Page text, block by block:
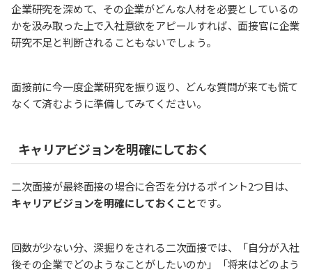
企業研究を深めて、その企業がどんな人材を必要としているの
かを汲み取った上で入社意欲をアピールすれば、面接官に企業
研究不足と判断されることもないでしょう。
面接前に今一度企業研究を振り返り、どんな質問が来ても慌て
なくて済むように準備してみてください。
キャリアビジョンを明確にしておく
二次面接が最終面接の場合に合否を分けるポイント2つ目は、
キャリアビジョンを明確にしておくことです。
回数が少ない分、深掘りをされる二次面接では、「自分が入社
後その企業でどのようなことがしたいのか」「将来はどのよう